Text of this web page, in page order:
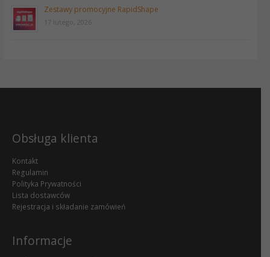
Zestawy promocyjne RapidShape
17 lutego, 2026
Obsługa klienta
Kontakt
Regulamin
Polityka Prywatności
Lista dostawców
Rejestracja i składanie zamówień
Informacje